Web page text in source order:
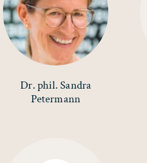
Dr. phil. Sandra
Petermann